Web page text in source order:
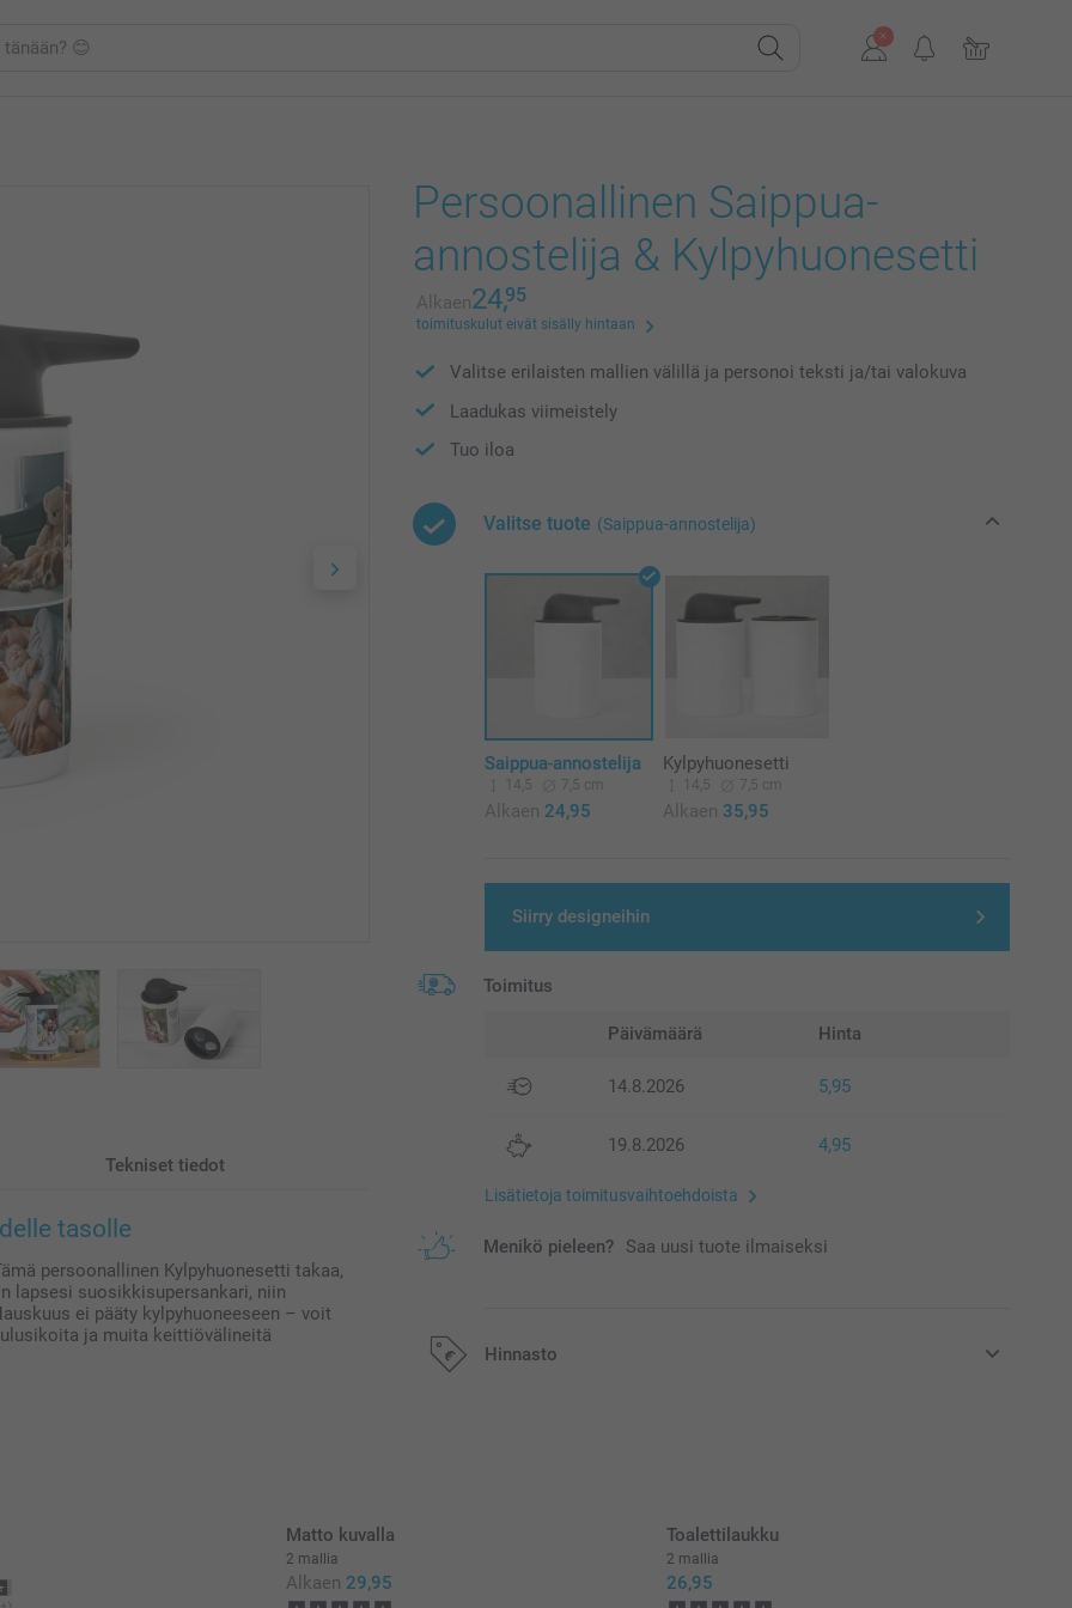
Tekniset tiedot
tasolle
persoonallinen Kylpyhuonesetti takaa,
lapsesi suosikkisupersankari, niin
ei pääty kylpyhuoneeseen – voit
ja muita keittiövälineitä
Persoonallinen Saippua-
annostelija & Kylpyhuonesetti
Alkaen24,95
toimituskulut eivät sisälly hintaan
Valitse erilaisten mallien välillä ja personoi teksti ja/tai valokuva
Laadukas viimeistely
Tuo iloa
Valitse tuote (Saippua-annostelija)
Saippua-annostelija
14,5 7,5 cm
Alkaen 24,95
Kylpyhuonesetti
14,5 7,5 cm
Alkaen 35,95
Siirry designeihin
Toimitus
Päivämäärä Hinta
14.8.2026 5,95
19.8.2026 4,95
Lisätietoja toimitusvaihtoehdoista
Menikö pieleen? Saa uusi tuote ilmaiseksi
Hinnasto
Matto kuvalla
2 mallia
Alkaen 29,95
Toalettilaukku
2 mallia
26,95